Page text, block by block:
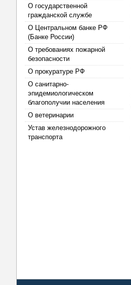
О государственной
гражданской службе
О Центральном банке РФ
(Банке России)
О требованиях пожарной
безопасности
О прокуратуре РФ
О санитарно-
эпидемиологическом
благополучии населения
О ветеринарии
Устав железнодорожного
транспорта